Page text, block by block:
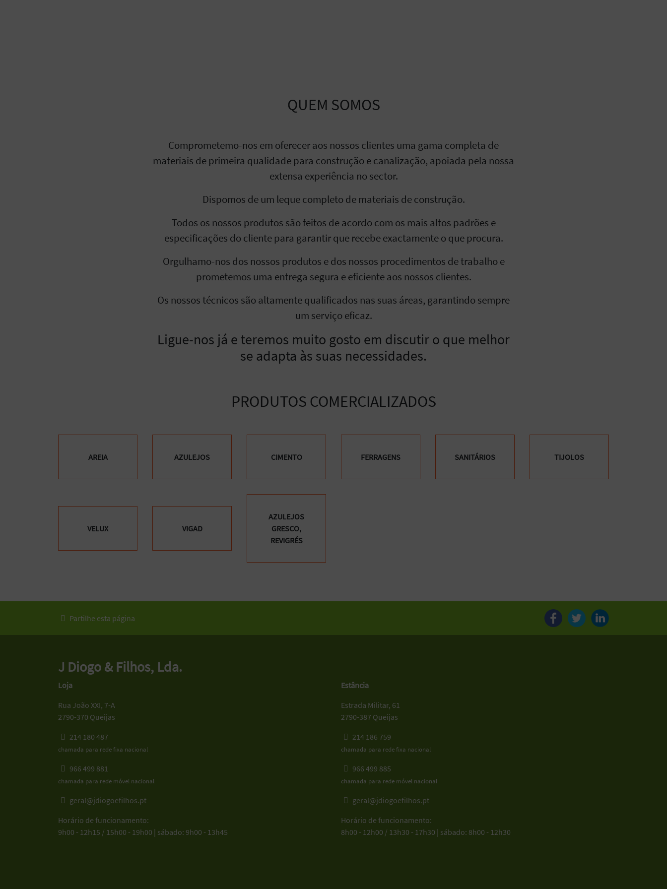
QUEM SOMOS
Comprometemo-nos em oferecer aos nossos clientes uma gama completa de
materiais de primeira qualidade para construção e canalização, apoiada pela nossa
extensa experiência no sector.
Dispomos de um leque completo de materiais de construção.
Todos os nossos produtos são feitos de acordo com os mais altos padrões e
especificações do cliente para garantir que recebe exactamente o que procura.
Orgulhamo-nos dos nossos produtos e dos nossos procedimentos de trabalho e
prometemos uma entrega segura e eficiente aos nossos clientes.
Os nossos técnicos são altamente qualificados nas suas áreas, garantindo sempre
um serviço eficaz.
Ligue-nos já e teremos muito gosto em discutir o que melhor
se adapta às suas necessidades.
PRODUTOS COMERCIALIZADOS
AREIA AZULEJOS CIMENTO FERRAGENS SANITÁRIOS TIJOLOS
VELUX VIGAD
AZULEJOS
GRESCO,
REVIGRÉS
Partilhe esta página
J Diogo & Filhos, Lda.
Loja
Rua João XXI, 7-A
2790-370 Queijas
214 180 487
chamada para rede fixa nacional
966 499 881
chamada para rede móvel nacional
geral@jdiogoefilhos.pt
Horário de funcionamento:
9h00 - 12h15 / 15h00 - 19h00 | sábado: 9h00 - 13h45
Estância
Estrada Militar, 61
2790-387 Queijas
214 186 759
chamada para rede fixa nacional
966 499 885
chamada para rede móvel nacional
geral@jdiogoefilhos.pt
Horário de funcionamento:
8h00 - 12h00 / 13h30 - 17h30 | sábado: 8h00 - 12h30